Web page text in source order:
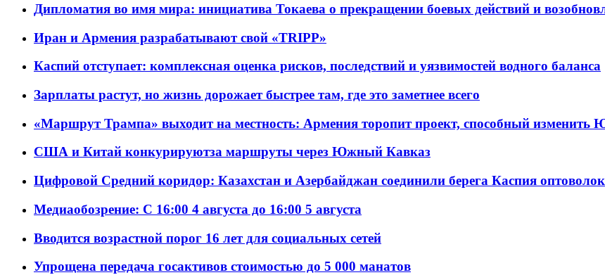
Дипломатия во имя мира: инициатива Токаева о прекращении боевых действий и
Иран и Армения разрабатывают свой «TRIPP»
Каспий отступает: комплексная оценка рисков, последствий и уязвимостей водного баланса
Зарплаты растут, но жизнь дорожает быстрее там, где это заметнее всего
«Маршрут Трампа» выходит на местность: Армения торопит проект, способный
США и Китай конкурируютза маршруты через Южный Кавказ
Цифровой Средний коридор: Казахстан и Азербайджан соединили берега Каспия
Медиаобозрение: С 16:00 4 августа до 16:00 5 августа
Вводится возрастной порог 16 лет для социальных сетей
Упрощена передача госактивов стоимостью до 5 000 манатов